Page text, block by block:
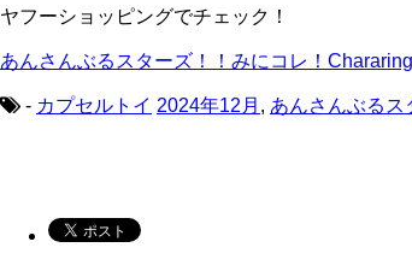
ヤフーショッピングでチェック！
あんさんぶるスターズ！！みにコレ！
- カプセルトイ 2024年12月 , あんさんぶるス